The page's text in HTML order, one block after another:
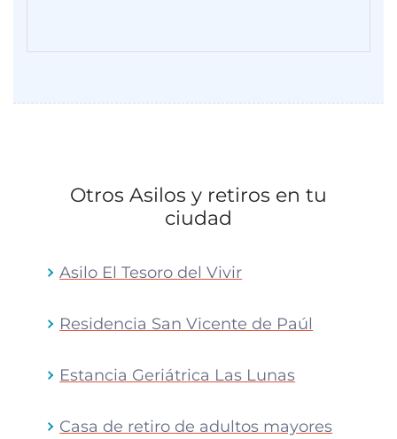
Otros Asilos y retiros en tu
ciudad
Asilo El Tesoro del Vivir
Residencia San Vicente de Paúl
Estancia Geriátrica Las Lunas
Casa de retiro de adultos mayores